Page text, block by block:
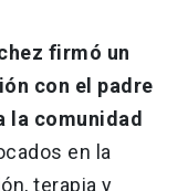
firmó un
con el padre
la comunidad
en la
terapia y